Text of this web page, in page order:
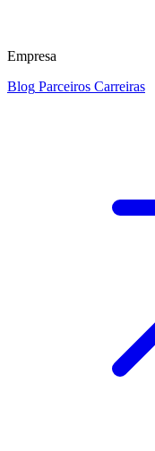
Empresa
Blog Parceiros Carreiras